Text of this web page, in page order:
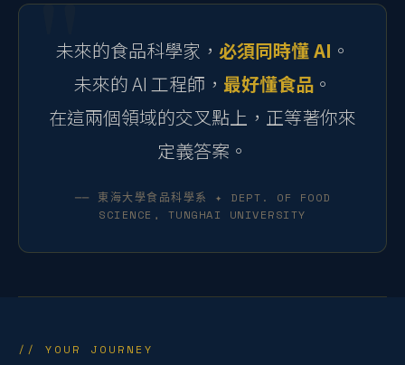
未來的食品科學家， 必須同時懂 AI 。
未來的 AI 工程師， 最好懂食品。
在這兩個領域的交叉點上，正等著你來
定義答案。
── 東海大學食品科學系 ✦ DEPT. OF FOOD
SCIENCE, TUNGHAI UNIVERSITY
// YOUR JOURNEY